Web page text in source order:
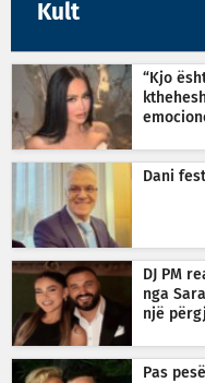
Kult
“Kjo
Dani
DJ PM
nga
një
Pas